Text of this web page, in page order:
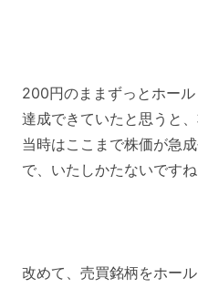
200円のままずっとホー
達成できていたと思うと
当時はここまで株価が急
で、いたしかたないですね
改めて、売買銘柄をホー